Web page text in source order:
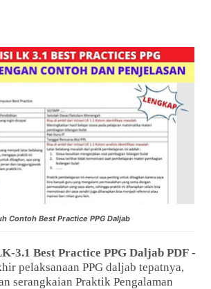
Contoh Best Practice PPG Daljab
3.1 Best Practice PPG Daljab PDF -
pelaksanaan PPG daljab tepatnya,
serangkaian Praktik Pengalaman